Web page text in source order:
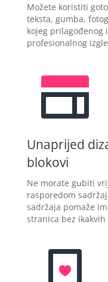
Možete koristiti
teksta, gumba,
kojeg prilagođenog
profesionalnog
Unaprijed
blokovi
Ne morate gubiti
rasporedom
sadržaja pomaže
stranica bez